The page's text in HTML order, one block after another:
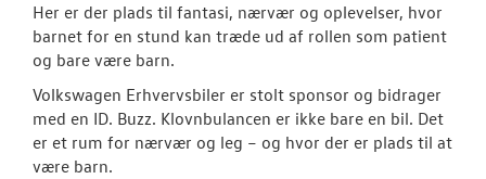
Her er der plads til fantasi, nærvær og oplevelser, hvor
barnet for en stund kan træde ud af rollen som patient
og bare være barn.
Volkswagen Erhvervsbiler er stolt sponsor og bidrager
med en ID. Buzz. Klovnbulancen er ikke bare en bil. Det
er et rum for nærvær og leg – og hvor der er plads til at
være barn.